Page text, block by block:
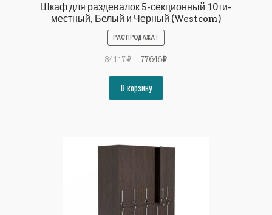
Шкаф для раздевалок 5-секционный 10ти-
местный, Белый и Черный (Westcom)
РАСПРОДАЖА!
84117₽
Первоначальная
составляла
84117₽.
77646₽Текущая
В корзину